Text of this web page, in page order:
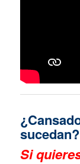
sucedan?
Si